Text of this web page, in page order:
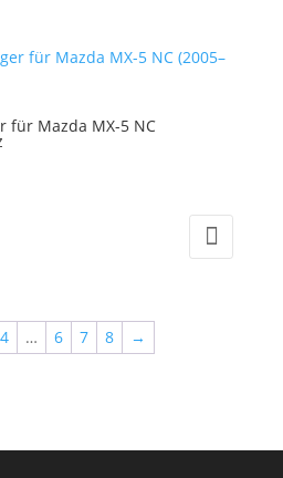
für Mazda MX-5 NC
4 … 6 7 8 →